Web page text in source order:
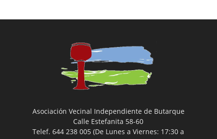
Asociación Vecinal Independiente de Butarque
Calle Estefanita 58-60
Telef. 644 238 005 (De Lunes a Viernes: 17:30 a